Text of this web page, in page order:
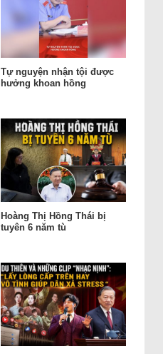
Tự nguyện nhận tội được
hưởng khoan hồng
Hoàng Thị Hồng Thái bị
tuyên 6 năm tù